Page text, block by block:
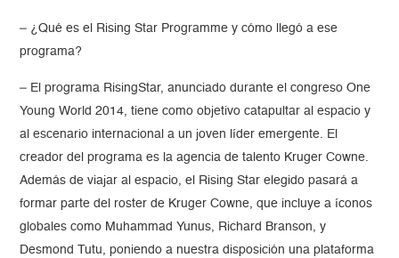
– ¿Qué es el Rising Star Programme y cómo llegó a ese
programa?
– El programa RisingStar, anunciado durante el congreso One
Young World 2014, tiene como objetivo catapultar al espacio y
al escenario internacional a un joven líder emergente. El
creador del programa es la agencia de talento Kruger Cowne.
Además de viajar al espacio, el Rising Star elegido pasará a
formar parte del roster de Kruger Cowne, que incluye a íconos
globales como Muhammad Yunus, Richard Branson, y
Desmond Tutu, poniendo a nuestra disposición una plataforma